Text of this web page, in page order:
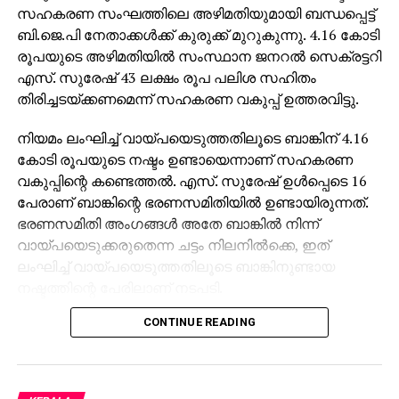
സഹകരണ സംഘത്തിലെ അഴിമതിയുമായി ബന്ധപ്പെട്ട്
ബി.ജെ.പി നേതാക്കള്‍ക്ക് കുരുക്ക് മുറുകുന്നു. 4.16 കോടി
രൂപയുടെ അഴിമതിയില്‍ സംസ്ഥാന ജനറല്‍ സെക്രട്ടറി
എസ്. സുരേഷ് 43 ലക്ഷം രൂപ പലിശ സഹിതം
തിരിച്ചടയ്ക്കണമെന്ന് സഹകരണ വകുപ്പ് ഉത്തരവിട്ടു.
നിയമം ലംഘിച്ച് വായ്പയെടുത്തതിലൂടെ ബാങ്കിന് 4.16
കോടി രൂപയുടെ നഷ്ടം ഉണ്ടായെന്നാണ് സഹകരണ
വകുപ്പിന്റെ കണ്ടെത്തല്‍. എസ്. സുരേഷ് ഉള്‍പ്പെടെ 16
പേരാണ് ബാങ്കിന്റെ ഭരണസമിതിയില്‍ ഉണ്ടായിരുന്നത്.
ഭരണസമിതി അംഗങ്ങള്‍ അതേ ബാങ്കില്‍ നിന്ന്
വായ്പയെടുക്കരുതെന്ന ചട്ടം നിലനില്‍ക്കെ, ഇത്
ലംഘിച്ച് വായ്പയെടുത്തതിലൂടെ ബാങ്കിനുണ്ടായ
ഭരണസമിതി അംഗങ്ങളായ 16 പേരും പണം
ആര്‍.എസ്.എസ് മുന്‍ വിഭാഗ് ശാരീരിക പ്രമുഖുമായ ജി.
പത്മകുമാര്‍ 46 ലക്ഷം രൂപ തിരിച്ചടയ്ക്കണം. 16 അംഗ
CONTINUE READING